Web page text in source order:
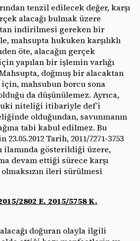
tenzil edilecek değer, karşı
alacağı bulmak üzere
indirilmesi gereken bir
mahsupta hukuken karşılıklı
öte, alacağın gerçek
yapılan bir işlemin varlığı
doğmuş bir alacaktan
mahsubun borcu sona
da düşünülemez. Ayrıca,
niteliği itibariyle def’i
olduğundan, savunmanın
tabi kabul edilmez. Bu
Tarih, 2011/7271-3753
ilamında gösterildiği üzere,
devam ettiği sürece karşı
ileri sürülmesi
2802 E. 2015/5758 K.
doğuran olayla ilgili